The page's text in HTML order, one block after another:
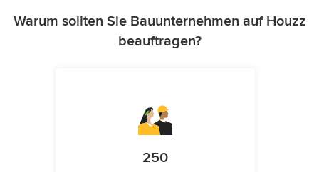
Warum sollten Sie Bauunternehmen auf Houzz
beauftragen?
250